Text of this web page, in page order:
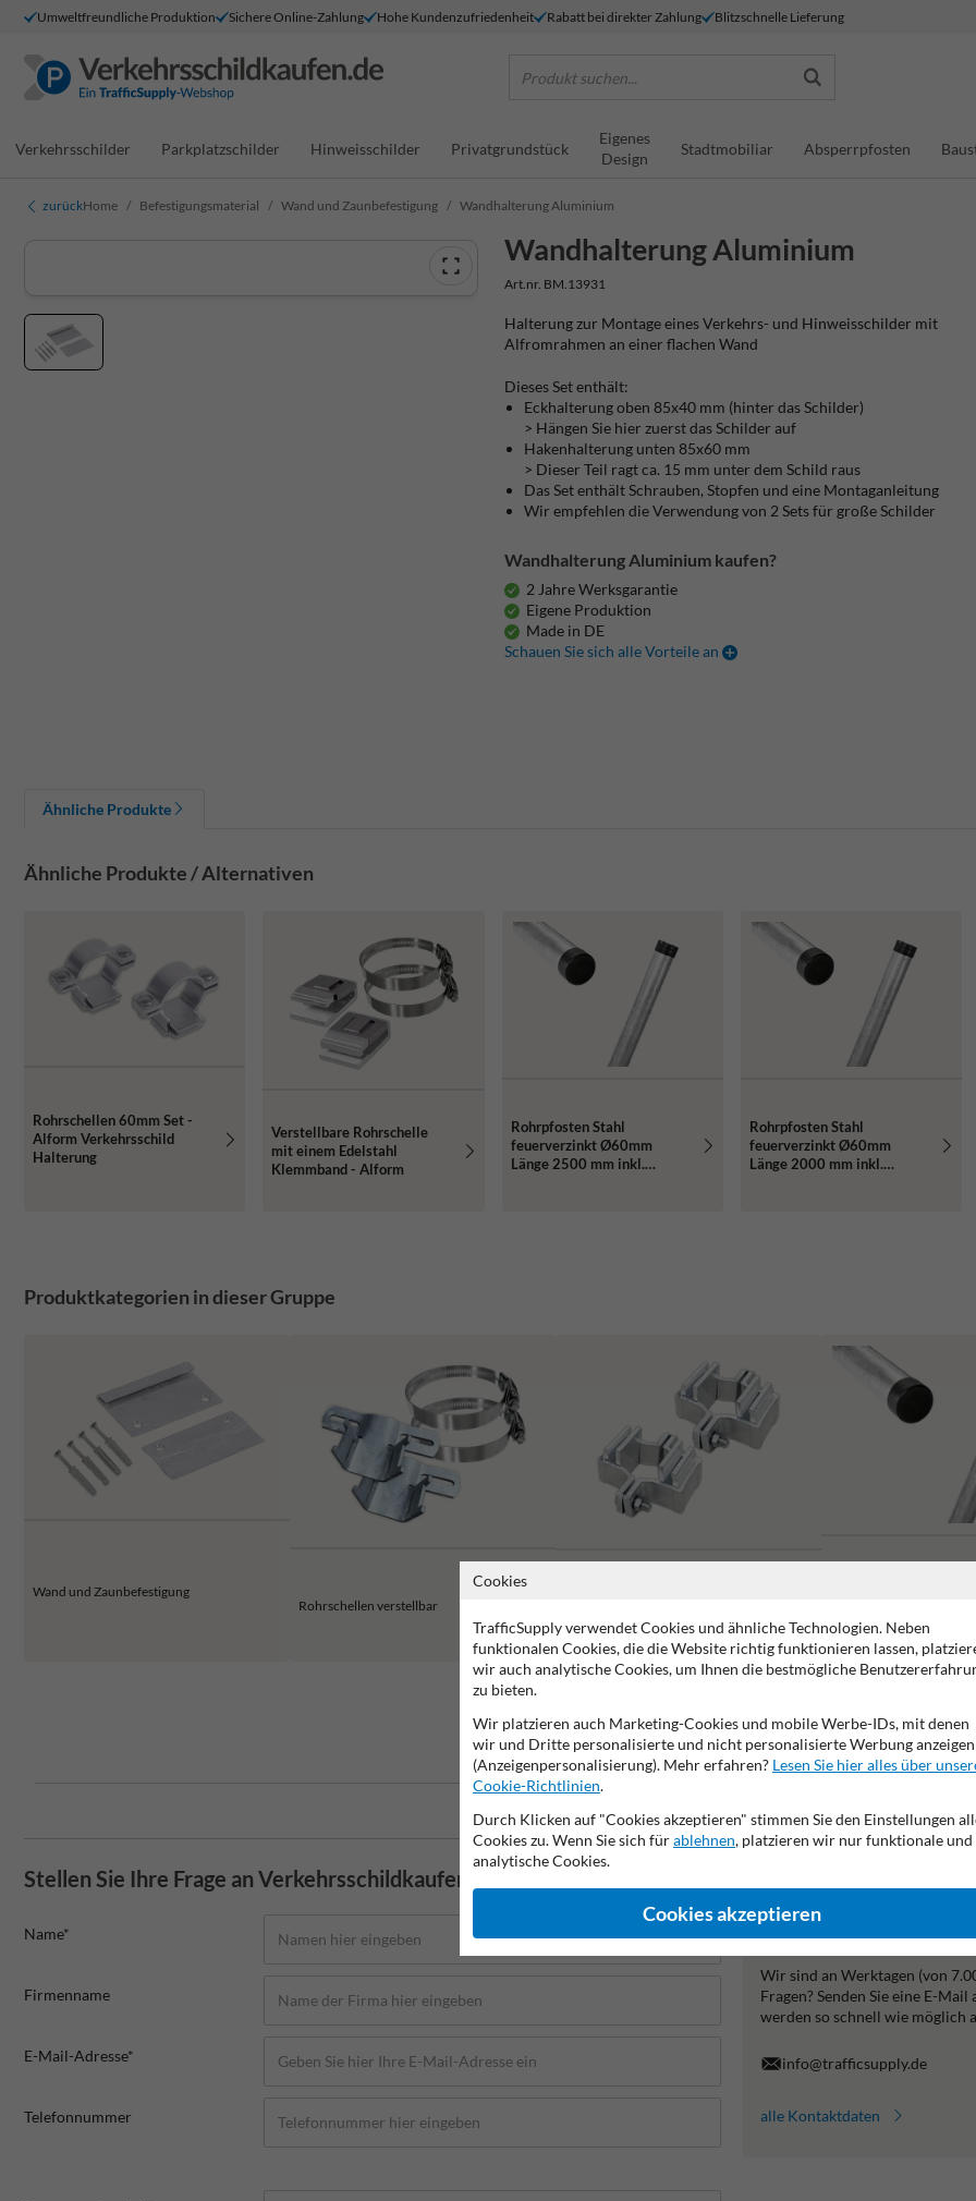
Umweltfreundliche Produktion Sichere Online-Zahlung Hohe Kundenzufriedenheit Rabatt bei direkter Zahlung Blitzschnelle Lieferung
Produkt suchen...
Verkehrsschilder Parkplatzschilder Hinweisschilder Privatgrundstück
Eigenes
Design
Stadtmobiliar Absperrpfosten
zurückHome Befestigungsmaterial Wand und Zaunbefestigung Wandhalterung Aluminium
Wandhalterung Aluminium
Art.nr. BM.13931
Halterung zur Montage eines Verkehrs- und Hinweisschilder mit
Alfromrahmen an einer flachen Wand
Dieses Set enthält:
Eckhalterung oben 85x40 mm (hinter das Schilder)
> Hängen Sie hier zuerst das Schilder auf
Hakenhalterung unten 85x60 mm
> Dieser Teil ragt ca. 15 mm unter dem Schild raus
Das Set enthält Schrauben, Stopfen und eine Montaganleitung
Wir empfehlen die Verwendung von 2 Sets für große Schilder
Wandhalterung Aluminium kaufen?
2 Jahre Werksgarantie
Eigene Produktion
Made in DE
Schauen Sie sich alle Vorteile an
Ähnliche Produkte
Ähnliche Produkte / Alternativen
Rohrschellen 60mm Set -
Alform Verkehrsschild
Halterung
Verstellbare Rohrschelle
mit einem Edelstahl
Klemmband - Alform
Rohrpfosten Stahl
feuerverzinkt Ø60mm
Länge 2500 mm inkl.
Rohrpfosten Stahl
feuerverzinkt Ø60mm
Länge 2000 mm inkl.
Produktkategorien in dieser Gruppe
Wand und Zaunbefestigung
Rohrschellen verstellbar
2 Jahre Werksgarantie
Stellen Sie Ihre Frage an Verkehrsschildkaufen.de
Name*
Firmenname
E-Mail-Adresse*
Telefonnummer
Wir sind an Werktagen (von
Fragen? Senden Sie eine E-Mail
werden so schnell wie möglich
info@trafficsupply.de
alle Kontaktdaten
Cookies
TrafficSupply verwendet Cookies und ähnliche Technologien. Neben
funktionalen Cookies, die die Website richtig funktionieren lassen,
wir auch analytische Cookies, um Ihnen die bestmögliche
zu bieten.
Wir platzieren auch Marketing-Cookies und mobile Werbe-IDs, mit denen
wir und Dritte personalisierte und nicht personalisierte Werbung anzeigen
(Anzeigenpersonalisierung). Mehr erfahren? Lesen Sie hier alles über
Cookie-Richtlinien.
Durch Klicken auf "Cookies akzeptieren" stimmen Sie den Einstellungen
Cookies zu. Wenn Sie sich fürablehnen, platzieren wir nur funktionale und
analytische Cookies.
Cookies akzeptieren